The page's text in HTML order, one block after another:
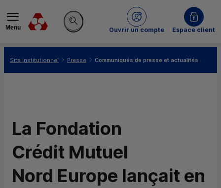
Menu
Rechercher sur le site
Ouvrir un compte
du Crédit MutuelEspace client
Site institutionnel Presse Communiqués de presse et actualités
La Fondation
Crédit Mutuel
Nord Europe lançait en